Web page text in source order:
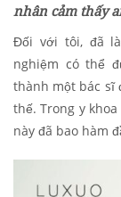
nhân cảm thấy
Đối với tôi, đã
nghiệm có thể
thành một bác sĩ
thế. Trong y
này đã bao hàm